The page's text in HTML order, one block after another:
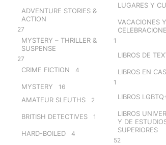
ADVENTURE STORIES &
ACTION
27
MYSTERY – THRILLER &
SUSPENSE
27
CRIME FICTION 4
MYSTERY 16
AMATEUR SLEUTHS 2
BRITISH DETECTIVES 1
HARD-BOILED 4
LUGARES Y
VACACIONES Y
1
LIBROS DE
LIBROS EN
1
LIBROS
LIBROS
Y DE
SUPERIORES
52